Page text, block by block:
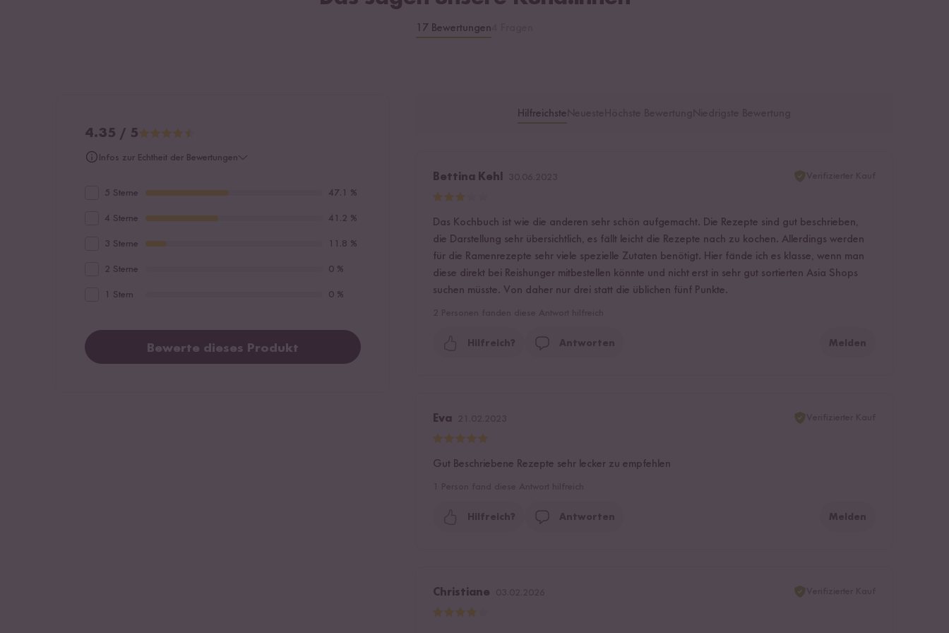
17 Bewertungen
4.35 / 5
Infos zur Echtheit der Bewertungen
5 Sterne 47.1 %
4 Sterne 41.2 %
3 Sterne 11.8 %
2 Sterne 0 %
1 Stern 0 %
Bewerte dieses Produkt
Hilfreichste
Bettina Kehl
Das Kochbuch ist wie die anderen sehr schön aufgemacht. Die Rezepte sind gut beschrieben,
die Darstellung sehr übersichtlich, es fällt leicht die Rezepte nach zu kochen. Allerdings werden
für die Ramenrezepte sehr viele spezielle Zutaten benötigt. Hier fände ich es klasse, wenn man
diese direkt bei Reishunger mitbestellen könnte und nicht erst in sehr gut sortierten Asia Shops
suchen müsste. Von daher nur drei statt die üblichen fünf Punkte.
Hilfreich? Antworten Melden
Eva
Gut Beschriebene Rezepte sehr lecker zu empfehlen
Hilfreich? Antworten Melden
Christiane